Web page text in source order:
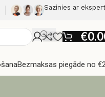
Sazinies ar
€
Bezmaksas piegāde no